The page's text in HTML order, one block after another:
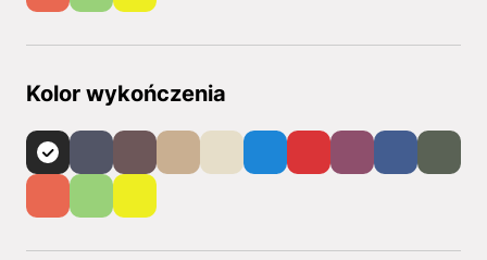
Kolor wykończenia